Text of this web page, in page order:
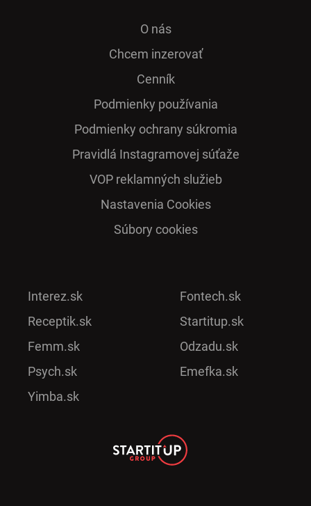
O nás
Chcem inzerovať
Cenník
Podmienky používania
Podmienky ochrany súkromia
Pra­vidlá Ins­ta­gra­mo­vej sú­ťaže
VOP reklamných služieb
Nastavenia Cookies
Súbory cookies
Interez.sk
Receptik.sk
Femm.sk
Psych.sk
Yimba.sk
Fontech.sk
Startitup.sk
Odzadu.sk
Emefka.sk